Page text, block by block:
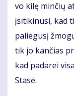
vo ki­lę min­čių
įsi­ti­ki­nu­si, kad
pa­lie­gu­sį
tik jo kan­čias
kad pa­da­rei
Sta­sė.